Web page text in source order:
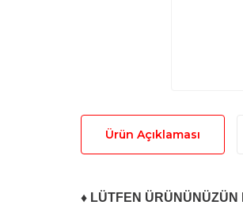
Ürün Açıklaması
♦ LÜTFEN ÜRÜNÜNÜZÜN